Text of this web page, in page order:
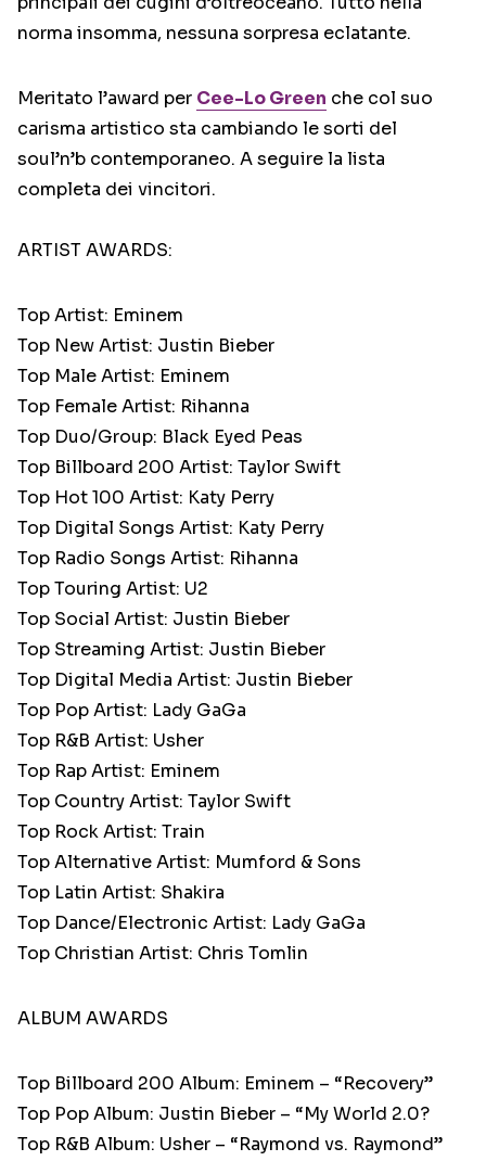
norma insomma, nessuna sorpresa eclatante.
Meritato l’award per Cee-Lo Green che col suo
carisma artistico sta cambiando le sorti del
soul’n’b contemporaneo. A seguire la lista
completa dei vincitori.
ARTIST AWARDS:
Top Artist: Eminem
Top New Artist: Justin Bieber
Top Male Artist: Eminem
Top Female Artist: Rihanna
Top Duo/Group: Black Eyed Peas
Top Billboard 200 Artist: Taylor Swift
Top Hot 100 Artist: Katy Perry
Top Digital Songs Artist: Katy Perry
Top Radio Songs Artist: Rihanna
Top Touring Artist: U2
Top Social Artist: Justin Bieber
Top Streaming Artist: Justin Bieber
Top Digital Media Artist: Justin Bieber
Top Pop Artist: Lady GaGa
Top R&B Artist: Usher
Top Rap Artist: Eminem
Top Country Artist: Taylor Swift
Top Rock Artist: Train
Top Alternative Artist: Mumford & Sons
Top Latin Artist: Shakira
Top Dance/Electronic Artist: Lady GaGa
Top Christian Artist: Chris Tomlin
ALBUM AWARDS
Top Billboard 200 Album: Eminem – “Recovery”
Top Pop Album: Justin Bieber – “My World 2.0?
Top R&B Album: Usher – “Raymond vs. Raymond”